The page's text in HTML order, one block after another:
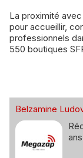
La proximité
pour accueillir,
professionnels
550 boutiques
Belzamine